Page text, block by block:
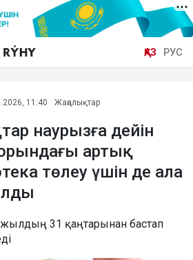
ҚАЗ РУС
11:40 Жаңалықтар
наурызға дейін
артық
төлеу үшін де ала
жылдың 31 қаңтарынан бастап